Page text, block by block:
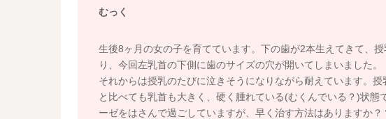
むっく
生後8ヶ月の女の子を育てています。下の歯が2本生えてきて、
り、今回左乳首の下側に歯のサイズの穴が開いてしまいました。
それからは授乳のたびに泣きそうになりながら耐えています。
と比べても乳首も大きく、硬く腫れている(むくんでいる？)状
ーゼをはさんで過ごしていますが、早く治す方法はありますか？